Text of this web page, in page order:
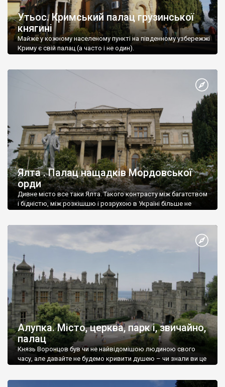
Утьос. Кримський палац грузинської
княгині
Майже у кожному населеному пункті на південному узбережжі
Криму є свій палац (а часто і не один).
Ялта . Палац нащадків Мордовської
орди
Дивне місто все таки Ялта. Такого контрасту між багатством
і бідністю, між розкішшю і розрухою в Україні більше не
Алупка. Місто, церква, парк і, звичайно,
палац
Князь Воронцов був чи не найвідомішою людиною свого
часу, але давайте не будемо кривити душею – чи знали ви це